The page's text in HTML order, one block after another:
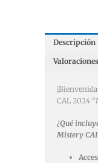
Descripción
CAL 2024
¿Qué
Mistery